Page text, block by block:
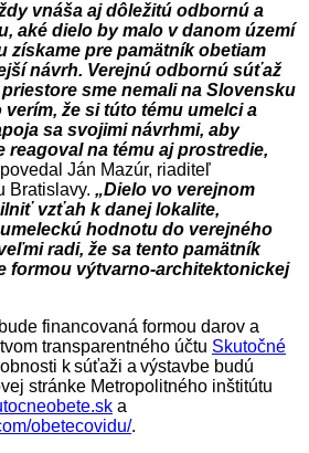
vnáša aj dôležitú odbornú a
aké dielo by malo v danom území
získame pre pamätník obetiam
návrh. Verejnú odbornú súťaž
sme nemali na Slovensku
že si túto tému umelci a
sa svojimi návrhmi, aby
reagoval na tému aj prostredie,
povedal Ján Mazúr, riaditeľ
Bratislavy. „Dielo vo verejnom
vzťah k danej lokalite,
hodnotu do verejného
radi, že sa tento pamätník
formou výtvarno-architektonickej
financovaná formou darov a
transparentného účtu Skutočné
k súťaži a výstavbe budú
stránke Metropolitného inštitútu
a
obetecovidu/.